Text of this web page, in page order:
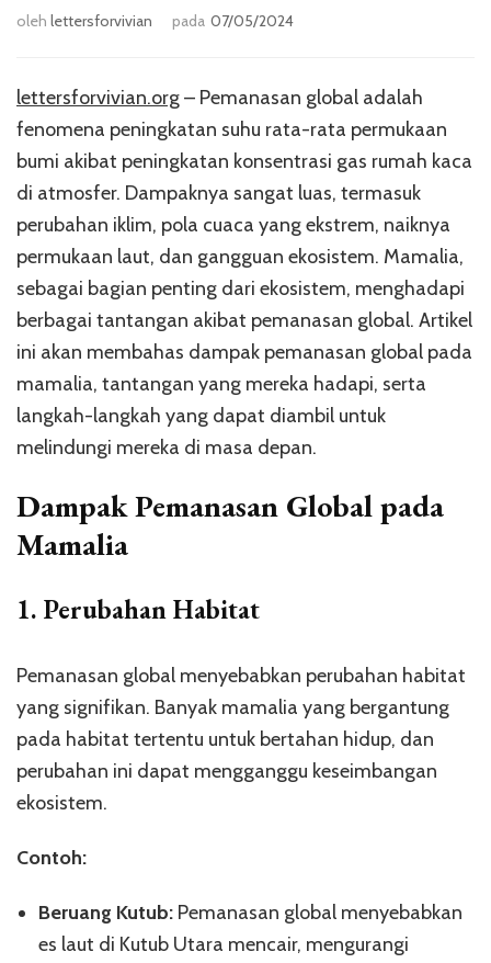
oleh lettersforvivian pada 07/05/2024
lettersforvivian.org– Pemanasan global adalah
fenomena peningkatan suhu rata-rata permukaan
bumi akibat peningkatan konsentrasi gas rumah kaca
di atmosfer. Dampaknya sangat luas, termasuk
perubahan iklim, pola cuaca yang ekstrem, naiknya
permukaan laut, dan gangguan ekosistem. Mamalia,
sebagai bagian penting dari ekosistem, menghadapi
berbagai tantangan akibat pemanasan global. Artikel
ini akan membahas dampak pemanasan global pada
mamalia, tantangan yang mereka hadapi, serta
langkah-langkah yang dapat diambil untuk
melindungi mereka di masa depan.
Dampak Pemanasan Global pada
Mamalia
1. Perubahan Habitat
Pemanasan global menyebabkan perubahan habitat
yang signifikan. Banyak mamalia yang bergantung
pada habitat tertentu untuk bertahan hidup, dan
perubahan ini dapat mengganggu keseimbangan
ekosistem.
Contoh:
Beruang Kutub: Pemanasan global menyebabkan
es laut di Kutub Utara mencair, mengurangi